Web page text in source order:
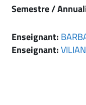
Semestre /
Enseignant:
Enseignant: